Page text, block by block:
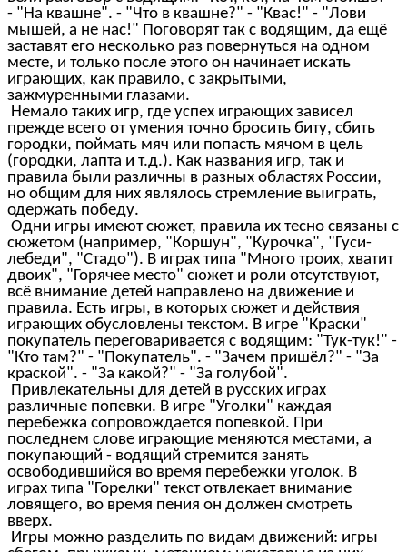
- "На квашне". - "Что в квашне?" - "Квас!" - "Лови
мышей, а не нас!" Поговорят так с водящим, да ещё
заставят его несколько раз повернуться на одном
месте, и только после этого он начинает искать
играющих, как правило, с закрытыми,
зажмуренными глазами.
Немало таких игр, где успех играющих зависел
прежде всего от умения точно бросить биту, сбить
городки, поймать мяч или попасть мячом в цель
(городки, лапта и т.д.). Как названия игр, так и
правила были различны в разных областях России,
но общим для них являлось стремление выиграть,
одержать победу.
Одни игры имеют сюжет, правила их тесно связаны с
сюжетом (например, "Коршун", "Курочка", "Гуси-
лебеди", "Стадо"). В играх типа "Много троих, хватит
двоих", "Горячее место" сюжет и роли отсутствуют,
всё внимание детей направлено на движение и
правила. Есть игры, в которых сюжет и действия
играющих обусловлены текстом. В игре "Краски"
покупатель переговаривается с водящим: "Тук-тук!" -
"Кто там?" - "Покупатель". - "Зачем пришёл?" - "За
краской". - "За какой?" - "За голубой".
Привлекательны для детей в русских играх
различные попевки. В игре "Уголки" каждая
перебежка сопровождается попевкой. При
последнем слове играющие меняются местами, а
покупающий - водящий стремится занять
освободившийся во время перебежки уголок. В
играх типа "Горелки" текст отвлекает внимание
ловящего, во время пения он должен смотреть
вверх.
Игры можно разделить по видам движений: игры